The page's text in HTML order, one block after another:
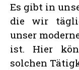
Es gibt in
die wir
unser
ist. Hier
solchen